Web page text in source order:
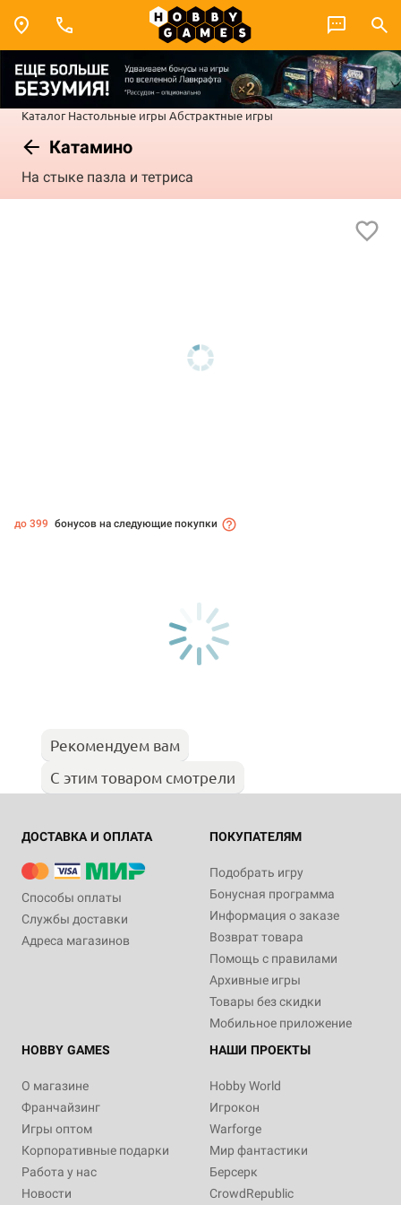
Каталог Настольные игры Абстрактные игры
Катамино
На стыке пазла и тетриса
до 399 бонусов на следующие покупки
Рекомендуем вам
С этим товаром смотрели
ДОСТАВКА И ОПЛАТА
Способы оплаты
Службы доставки
Адреса магазинов
ПОКУПАТЕЛЯМ
Подобрать игру
Бонусная программа
Информация о заказе
Возврат товара
Помощь с правилами
Архивные игры
Товары без скидки
Мобильное приложение
HOBBY GAMES
О магазине
Франчайзинг
Игры оптом
Корпоративные подарки
Работа у нас
Новости
НАШИ ПРОЕКТЫ
Hobby World
Игрокон
Warforge
Мир фантастики
Берсерк
CrowdRepublic